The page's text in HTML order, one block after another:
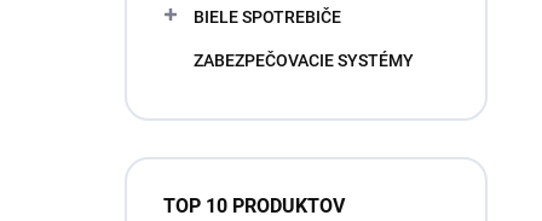
BIELE SPOTREBIČE
ZABEZPEČOVACIE SYSTÉMY
TOP 10 PRODUKTOV